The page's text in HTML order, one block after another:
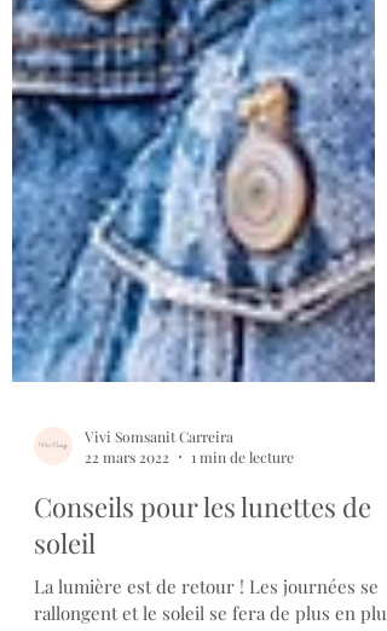
Vivi Somsanit Carreira
22 mars 2022
Conseils pour les lunettes de
soleil